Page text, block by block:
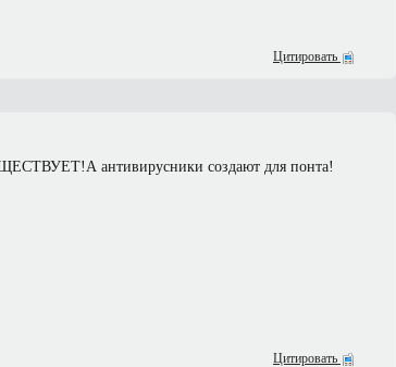
Цитировать
антивирусники создают для понта!
Цитировать